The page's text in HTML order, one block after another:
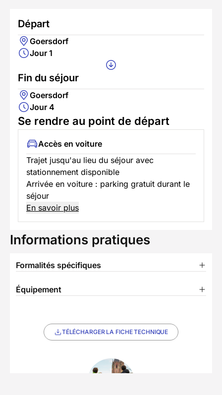
Départ
Goersdorf
Jour 1
Fin du séjour
Goersdorf
Jour 4
Se rendre au point de départ
Accès en voiture
Trajet jusqu'au lieu du séjour avec
stationnement disponible
Arrivée en voiture : parking gratuit durant le
séjour
En savoir plus
Informations pratiques
Formalités spécifiques
Équipement
TÉLÉCHARGER LA FICHE TECHNIQUE